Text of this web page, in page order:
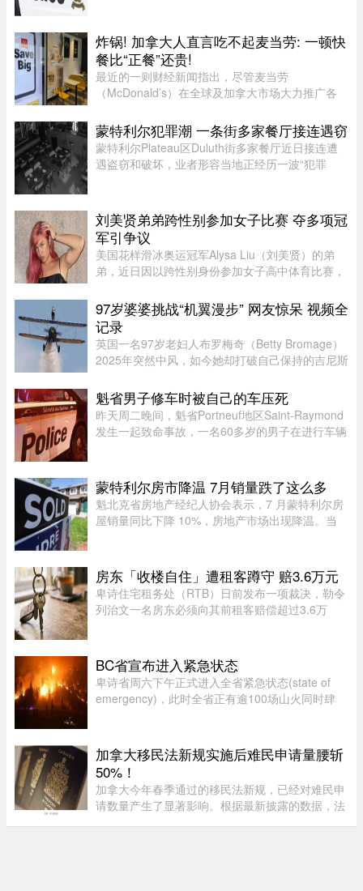
其运往 Valcartier 军事 ...
炸锅! 加拿大人直言吃不起麦当劳: 一顿快
餐比“正餐”还贵!
最近的一则财经新闻指出，尽管麦当劳
（McDonald’s）在全球及加拿大市场大力推广各
度依然出现了明显的放缓。图片来源：Global
News这一现象在加拿大知名社区论坛 r/ ...
蒙特利尔犯罪潮 一条街多家餐厅接连遇窃
蒙特利尔Plateau区Duluth街多家餐厅近日接连遭
遇盗窃和破坏，业者形容当地正经历一波“犯罪
过程，损失及维修费用约7000 ...
刘美贤弟弟跨性别参加女子比赛 夺多项冠
军引争议
美国花样滑冰奥运冠军Alysa Liu（刘美贤）的弟
弟，近日因以跨性别身份参加女子高中体育比赛，
Joshua，后来认同为女性，并开始代表加州高中参
加女子体育赛事。自2025 ...
97岁婆婆挑战“机翼漫步” 网友惊呆 视频全
记录
英国一名97岁老妇人布罗梅奇（Betty Bromage）
2025年突然中风，如今她却打破自己保持的吉尼斯
纪最大的女性机翼漫步者”（eldest wing
walker（female））。这已是布罗 ...
魁省男子修车时被自己的车压死
昨天周二晚间，魁省Portneuf地区Saint-Raymond
发生一起致命事故，一名60多岁的男子在进行车辆
Raymond的rang Sainte-Croix，当时一名 ...
蒙特利尔房市降温 7月销量跌了这么多
魁北克省房地产经纪人协会表示，7 月蒙特利尔房
屋销量同比下降 10%，房地产市场出现降温。当
地区所有房屋类型以及各 ...
房东「收楼自住」遭租客蹲守 赔3.6万元
卑诗住宅租务处（RTB）日前发布一项裁决，勒令
列治文一名房东必须向其前租客赔偿超过3.6万
闲置整整一年无人入住，因而遭 ...
BC省宣布进入紧急状态
卑诗省周六下午正式进入全省紧急状态(state of
emergency)，此时全省正有逾100场山火同时肆
（8日）下午在温哥华市中心发 ...
加拿大移民法新规实施后难民申请量腰斩
50%！
加拿大今年春季通过的移民法新规，已经对难民申
请数量产生了显著影响。根据最新披露的数据，法